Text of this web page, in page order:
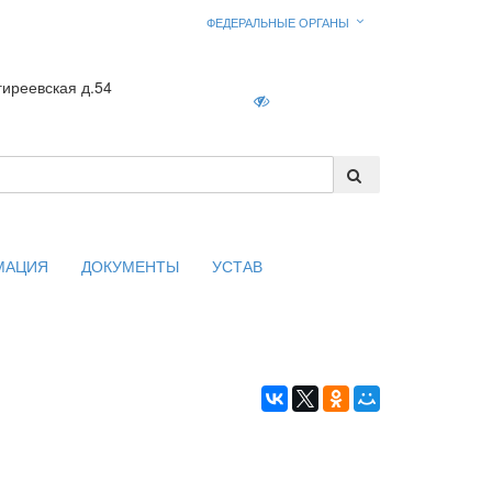
ФЕДЕРАЛЬНЫЕ ОРГАНЫ
д.54
ДОКУМЕНТЫ УСТАВ